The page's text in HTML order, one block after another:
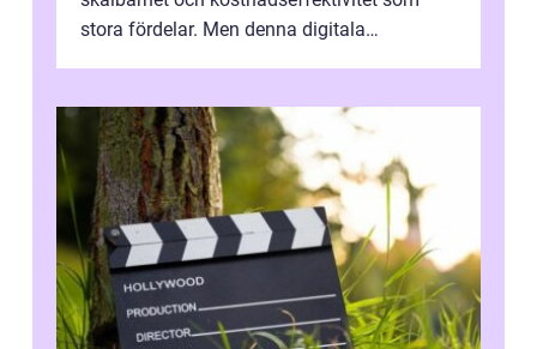
stora fördelar. Men denna digitala